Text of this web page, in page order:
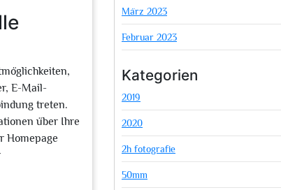
E-Mail-
treten.
über Ihre
Homepage
März 2023
Februar 2023
Kategorien
2019
2020
2h fotografie
50mm